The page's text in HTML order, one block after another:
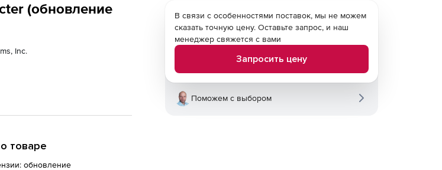
(обновление
Inc.
товаре
обновление
В связи с особенностями поставок, мы не можем
сказать точную цену. Оставьте запрос, и наш
менеджер свяжется с вами
Запросить цену
Поможем с выбором